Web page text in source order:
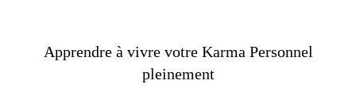
Apprendre à vivre votre Karma Personnel
pleinement